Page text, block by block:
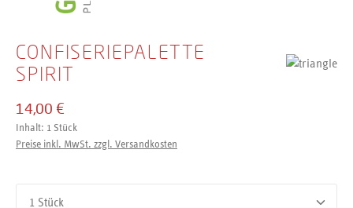
CONFISERIEPALETTE
SPIRIT
14,00 €
Inhalt: 1 Stück
Preise inkl. MwSt. zzgl. Versandkosten